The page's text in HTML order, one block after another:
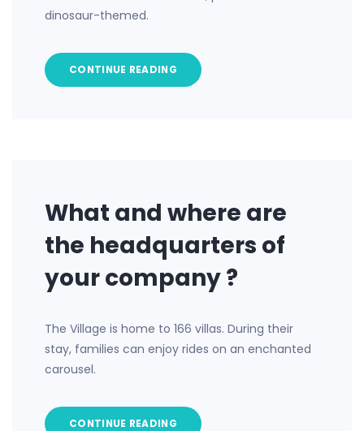
dinosaur-themed.
CONTINUE READING
What and where are
the headquarters of
your company ?
The Village is home to 166 villas. During their
stay, families can enjoy rides on an enchanted
carousel.
CONTINUE READING